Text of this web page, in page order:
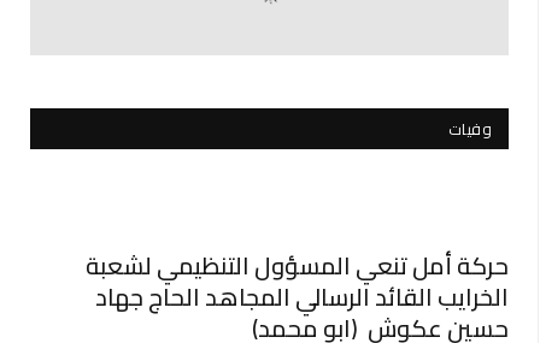
وفيات
حركة أمل تنعي المسؤول التنظيمي لشعبة
الخرايب القائد الرسالي المجاهد الحاج جهاد
حسين عكوش (ابو محمد)